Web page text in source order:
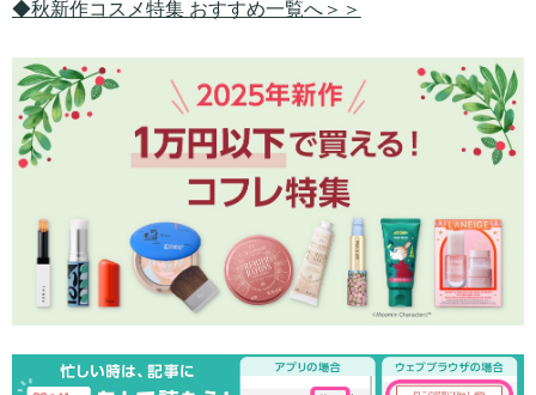
◆秋新作コスメ特集 おすすめ一覧へ＞＞